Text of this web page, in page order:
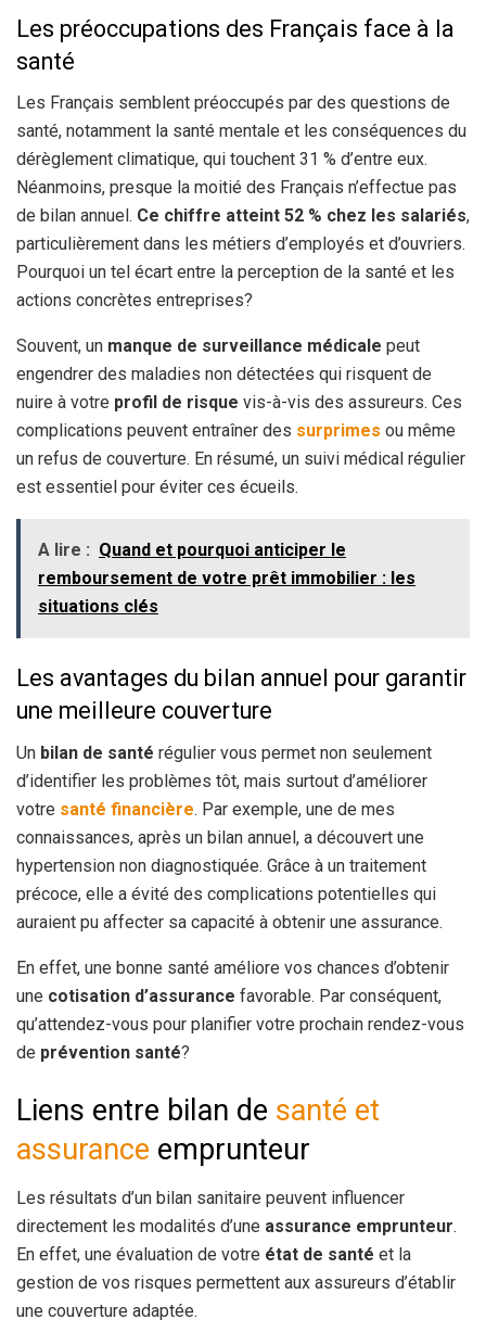
Les préoccupations des Français face à la
santé
Les Français semblent préoccupés par des questions de
santé, notamment la santé mentale et les conséquences du
dérèglement climatique, qui touchent 31 % d’entre eux.
Néanmoins, presque la moitié des Français n’effectue pas
de bilan annuel. Ce chiffre atteint 52 % chez les salariés,
particulièrement dans les métiers d’employés et d’ouvriers.
Pourquoi un tel écart entre la perception de la santé et les
actions concrètes entreprises?
Souvent, un manque de surveillance médicale peut
engendrer des maladies non détectées qui risquent de
nuire à votre profil de risque vis-à-vis des assureurs. Ces
complications peuvent entraîner des surprimes ou même
un refus de couverture. En résumé, un suivi médical régulier
est essentiel pour éviter ces écueils.
A lire : Quand et pourquoi anticiper le
remboursement de votre prêt immobilier : les
situations clés
Les avantages du bilan annuel pour garantir
une meilleure couverture
Un bilan de santé régulier vous permet non seulement
d’identifier les problèmes tôt, mais surtout d’améliorer
votre santé financière. Par exemple, une de mes
connaissances, après un bilan annuel, a découvert une
hypertension non diagnostiquée. Grâce à un traitement
précoce, elle a évité des complications potentielles qui
auraient pu affecter sa capacité à obtenir une assurance.
En effet, une bonne santé améliore vos chances d’obtenir
une cotisation d’assurance favorable. Par conséquent,
qu’attendez-vous pour planifier votre prochain rendez-vous
de prévention santé?
Liens entre bilan de santé et
assurance emprunteur
Les résultats d’un bilan sanitaire peuvent influencer
directement les modalités d’une assurance emprunteur.
En effet, une évaluation de votre état de santé et la
gestion de vos risques permettent aux assureurs d’établir
une couverture adaptée.